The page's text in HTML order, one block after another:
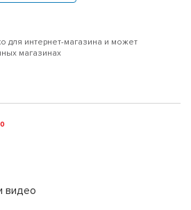
для интернет-магазина и может
магазинах
видео